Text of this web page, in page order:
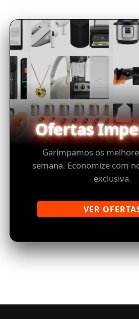
Ofertas
Garimpamos os
semana. Economize com
exclusiva.
VER